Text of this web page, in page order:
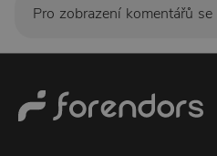
Pro zobrazení komentářů se